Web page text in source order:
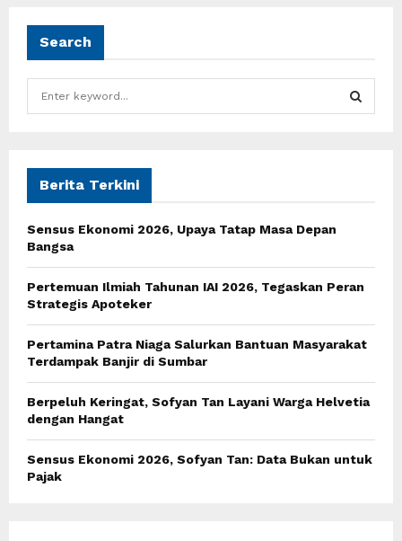
Search
f
r
Berita Terkini
Sensus Ekonomi 2026, Upaya Tatap Masa Depan
Bangsa
Pertemuan Ilmiah Tahunan IAI 2026, Tegaskan Peran
Strategis Apoteker
Pertamina Patra Niaga Salurkan Bantuan Masyarakat
Terdampak Banjir di Sumbar
Berpeluh Keringat, Sofyan Tan Layani Warga Helvetia
dengan Hangat
Sensus Ekonomi 2026, Sofyan Tan: Data Bukan untuk
Pajak